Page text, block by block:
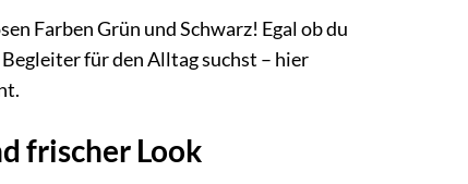
Farben Grün und Schwarz! Egal ob du
für den Alltag suchst – hier
frischer Look